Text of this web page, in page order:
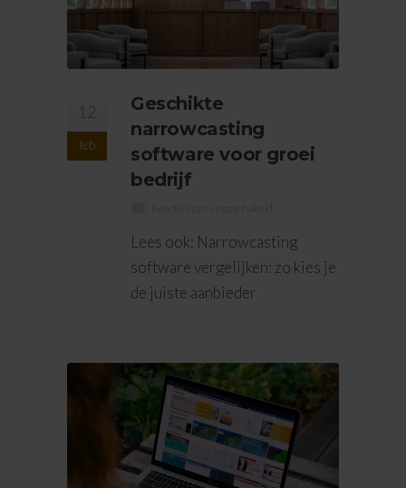
12
feb
Geschikte
narrowcasting
software voor groei
bedrijf
Lees ook: Narrowcasting
software vergelijken: zo kies je
de juiste aanbieder